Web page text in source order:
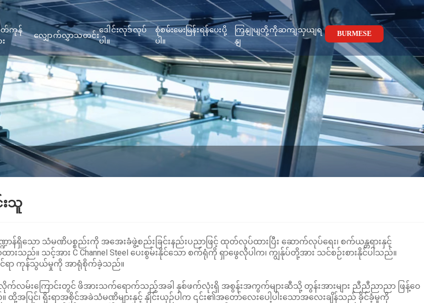
ကုန်
း
လျှောက်လွှာသတင်း
ဒေါင်းလုဒ်လုပ်
ပါ။
စုံစမ်းမေးမြန်းရန်ပေးပို့
ပါ။
ကြှနျုပျတို့ကိုဆကျသှယျရ
နျ
BURMESE
းသူ
ာန်ရှိသော သံမဏိပစ္စည်းကို အအေးခံဖွဲ့စည်းခြင်းနည်းပညာဖြင့် ထုတ်လုပ်ထားပြီး ဆောက်လုပ်ရေး၊ စက်ယန္တရားနှင့်
။ သင့်အား C Channel Steel ပေးစွမ်းနိုင်သော စက်ရုံကို ရှာဖွေလိုပါက၊ ကျွန်ုပ်တို့အား သင်စဉ်းစားနိုင်ပါသည်။
းဆိုင်ရာ ကုန်သွယ်မှုကို အာရုံစိုက်ခဲ့သည်။
ဒေါင်လိုက်လမ်းကြောင်းတွင် ဖိအားသက်ရောက်သည့်အခါ နှစ်ဖက်လုံးရှိ အစွန်းအကွက်များဆီသို့ တွန်းအားများ ညီညီညာညာ ဖြန့်ဝေ
ပြင်၊ ရိုးရာအစိုင်အခဲသံမဏိများနှင့် နှိုင်းယှဉ်ပါက ၎င်း၏အတော်လေးပေါ့ပါးသောအလေးချိန်သည် ခိုင်ခံ့မှုကို